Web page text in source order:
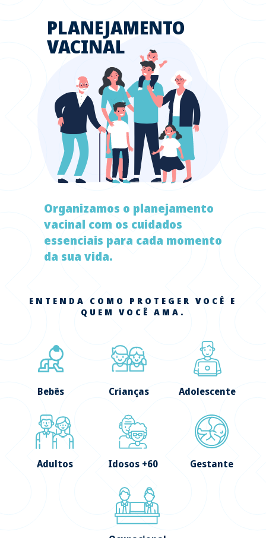
PLANEJAMENTO
VACINAL
Organizamos o planejamento
vacinal com os cuidados
essenciais para cada momento
da sua vida.
ENTENDA COMO PROTEGER VOCÊ E
QUEM VOCÊ AMA.
Bebês Crianças Adolescente
Adultos Idosos +60 Gestante